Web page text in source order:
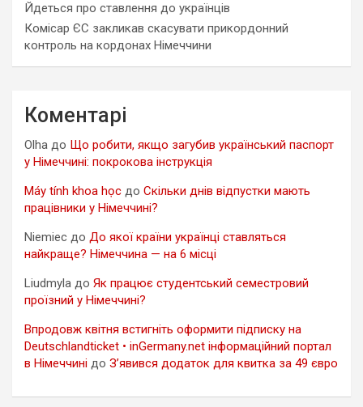
Йдеться про ставлення до українців
Комісар ЄС закликав скасувати прикордонний
контроль на кордонах Німеччини
Коментарі
Olha до Що робити, якщо загубив український паспорт
у Німеччині: покрокова інструкція
Máy tính khoa học до Скільки днів відпустки мають
працівники у Німеччині?
Niemiec до До якої країни українці ставляться
найкраще? Німеччина — на 6 місці
Liudmyla до Як працює студентський семестровий
проїзний у Німеччині?
Впродовж квітня встигніть оформити підписку на
Deutschlandticket • inGermany.net інформаційний портал
в Німеччині до З’явився додаток для квитка за 49 євро